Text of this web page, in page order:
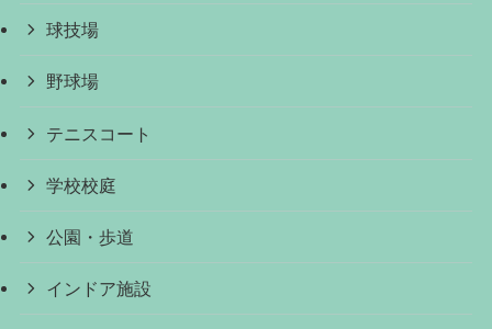
球技場
野球場
テニスコート
学校校庭
公園・歩道
インドア施設